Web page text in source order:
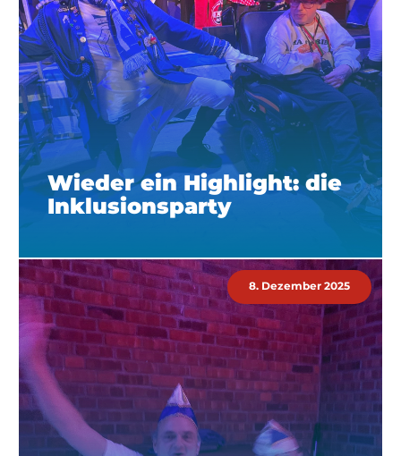
Wieder ein Highlight: die
Inklusionsparty
8. Dezember 2025